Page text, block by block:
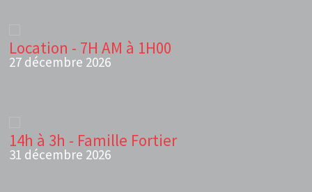
Location - 7H AM à 1H00
27 décembre 2026
14h à 3h - Famille Fortier
31 décembre 2026